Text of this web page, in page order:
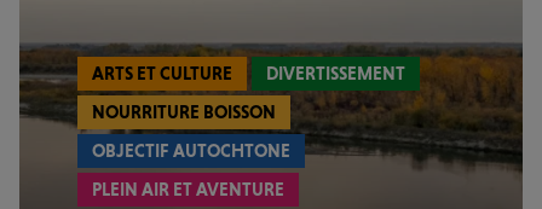
ARTS ET CULTURE
DIVERTISSEMENT
NOURRITURE BOISSON
OBJECTIF AUTOCHTONE
PLEIN AIR ET AVENTURE